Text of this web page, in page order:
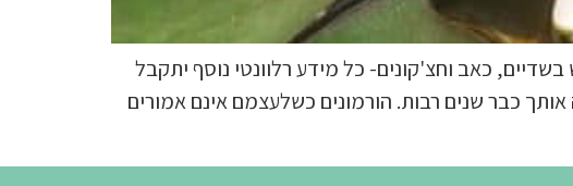
כאב וחצ'קונים- כל מידע רלוונטי נוסף יתקבל
כבר שנים רבות. הורמונים כשלעצמם אינם אמורים